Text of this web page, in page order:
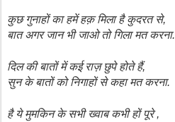
कुछ गुनाहों का हमें हक़ मिला है कुदरत से,
बात अगर जान भी जाओ तो गिला मत करना.
दिल की बातों में कई राज़ छुपे होते हैं,
सुन के बातों को निगाहों से कहा मत करना.
है ये मुमकिन के सभी ख्वाब कभी हों पूरे,